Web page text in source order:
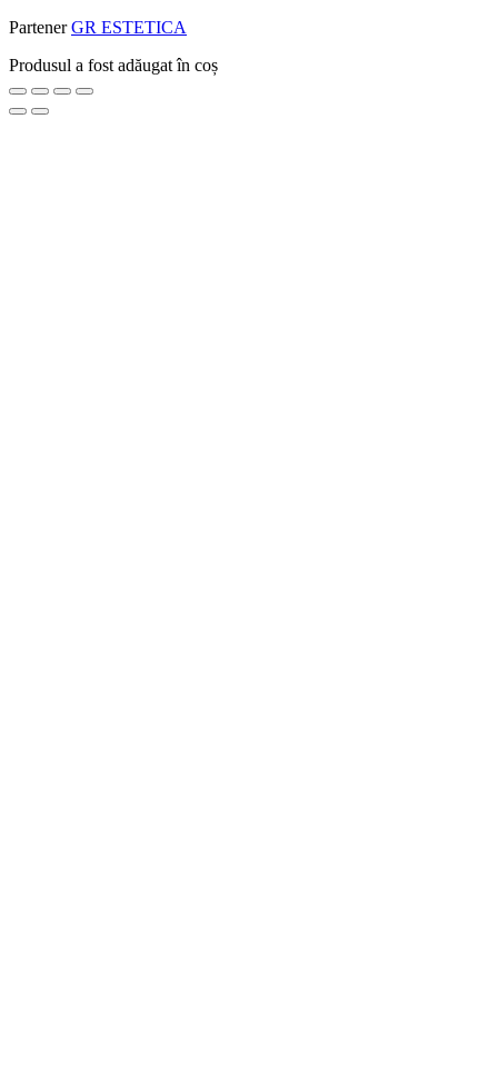
PartenerGR ESTETICA
Produsul a fost adăugat în coș